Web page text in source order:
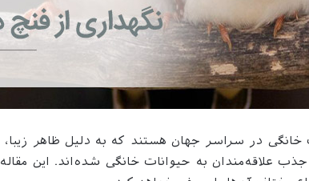
خانگی در سراسر جهان هستند که به دلیل ظاهر
علاقه‌مندان به حیوانات خانگی شده‌اند. این